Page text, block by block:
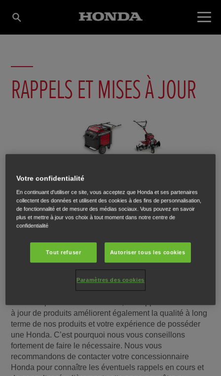
RAPPELS ET MISES À JOUR
TROUVER VOTRE CONCESSIONNAIRE HONDA LOCAL
Rappels et mises à jour
à jour de produits améliorent également la qualité à long
terme de nos produits et votre expérience de posséder
une Honda. C’est pourquoi nous vous conseillons
fortement de faire le nécessaire. Nous vous
recommandons de contacter votre concessionnaire
Honda pour connaître les éventuels rappels en cours et
Votre confidentialité
En continuant d'utiliser ce site, vous acceptez que Honda et ses partenaires
collectent des données et utilisent des cookies à des fins de personnalisation,
de fonctionnalité et de mesure des médias sociaux. Vous pouvez en savoir
plus et mettre à jour vos choix à tout moment dans notre centre de
confidentialité
Tout refuser Autoriser tous les cookies
Paramètres des cookies